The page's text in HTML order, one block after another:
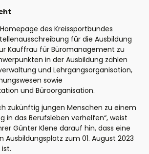
des Kreissportbundes
für die Ausbildung
Kauffrau für Büromanagement zu
in der Ausbildung zählen
und Lehrgangsorganisation,
sowie
und Büroorganisation.
zukünftig jungen Menschen zu einem
in das Berufsleben verhelfen“, weist
Günter Klene darauf hin, dass eine
Ausbildungsplatz zum 01. August 2023